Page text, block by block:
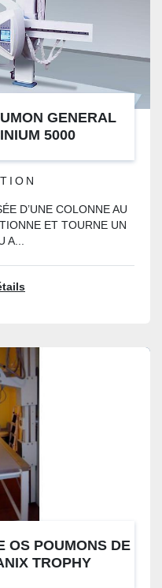
GENERAL
5000
D’UNE COLONNE AU
ET TOURNE UN
A...
OS POUMONS DE
TROPHY